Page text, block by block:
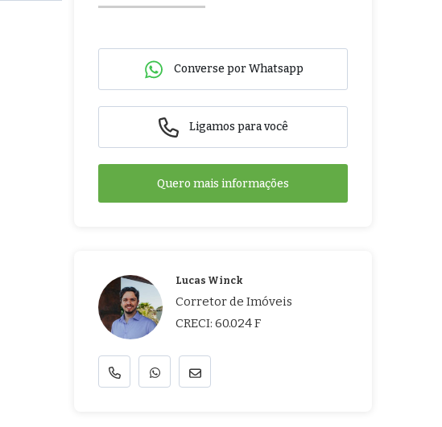
Converse por Whatsapp
Ligamos para você
Quero mais informações
Lucas Winck
Corretor de Imóveis
CRECI: 60.024 F